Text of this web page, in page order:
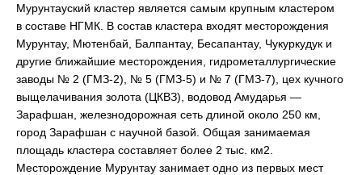
Мурунтауский кластер является самым крупным кластером
в составе НГМК. В состав кластера входят месторождения
Мурунтау, Мютенбай, Балпантау, Бесапантау, Чукуркудук и
другие ближайшие месторождения, гидрометаллургические
заводы № 2 (ГМЗ-2), № 5 (ГМЗ-5) и № 7 (ГМЗ-7), цех кучного
выщелачивания золота (ЦКВЗ), водовод Амударья —
Зарафшан, железнодорожная сеть длиной около 250 км,
город Зарафшан с научной базой. Общая занимаемая
площадь кластера составляет более 2 тыс. км2.
Месторождение Мурунтау занимает одно из первых мест